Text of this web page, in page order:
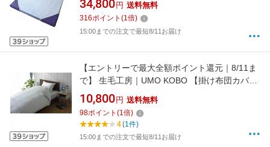
UM-B57-HS [シングルサイズ]
34,800 円 送料無料
316ポイント (1倍)
15:00までの注文で最短8/11お届け
【エントリーで最大全額ポイント還元｜8/11ま
で】 生毛工房｜UMO KOBO 【掛け布団カバ
ー】80サテン セミダブル(ワイドシングル)ロン
グサイズ(綿100%/170×230cm/ブルー)
[UMK13KWSBL]
10,800 円 送料無料
98ポイント (1倍)
4(1件)
15:00までの注文で最短8/11お届け